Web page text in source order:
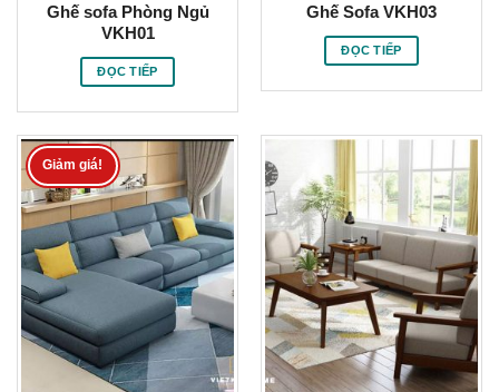
Ghế sofa Phòng Ngủ
VKH01
ĐỌC TIẾP
Ghế Sofa VKH03
ĐỌC TIẾP
Giảm giá!